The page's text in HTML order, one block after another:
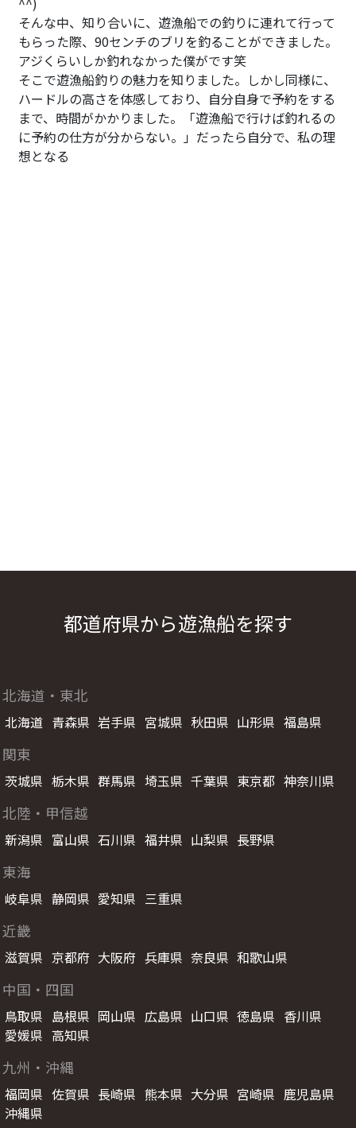
そんな中、知り合いに、遊漁船での釣りに連れて行って
もらった際、90センチのブリを釣ることができました。
アジくらいしか釣れなかった僕がです笑
そこで遊漁船釣りの魅力を知りました。しかし同様に、
ハードルの高さを体感しており、自分自身で予約をする
まで、時間がかかりました。「遊漁船で行けば釣れるの
に予約の仕方が分からない。」だったら自分で、私の理
想となる
都道府県から遊漁船を探す
北海道・東北
北海道 青森県 岩手県 宮城県 秋田県 山形県 福島県
関東
茨城県 栃木県 群馬県 埼玉県 千葉県 東京都 神奈川県
北陸・甲信越
新潟県 富山県 石川県 福井県 山梨県 長野県
東海
岐阜県 静岡県 愛知県 三重県
近畿
滋賀県 京都府 大阪府 兵庫県 奈良県 和歌山県
中国・四国
鳥取県 島根県 岡山県 広島県 山口県 徳島県 香川県
愛媛県 高知県
九州・沖縄
福岡県 佐賀県 長崎県 熊本県 大分県 宮崎県 鹿児島県
沖縄県